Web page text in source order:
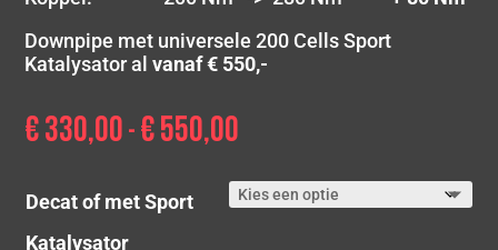
Downpipe met universele 200 Cells Sport
Katalysator alvanaf € 550,-
€330,00 - €550,00
tot
€ 550,00
Decat of met Sport
Katalysator